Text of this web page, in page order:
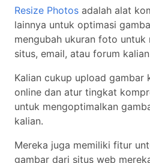
Resize Photos adalah alat
lainnya untuk optimasi
mengubah ukuran foto untuk
situs, email, atau forum
Kalian cukup upload gambar
online dan atur tingkat
untuk mengoptimalkan
kalian.
Mereka juga memiliki fitur
gambar dari situs web